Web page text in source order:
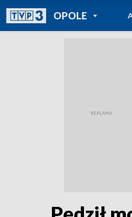
OPOLEPOWRÓT DO
TVP REGIONY